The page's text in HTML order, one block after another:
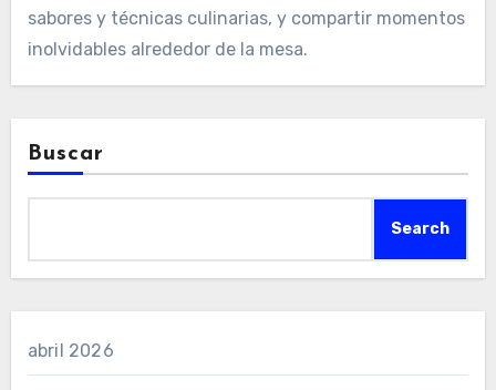
sabores y técnicas culinarias, y compartir momentos
inolvidables alrededor de la mesa.
Buscar
Search
abril 2026